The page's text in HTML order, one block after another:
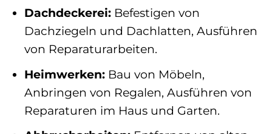
Dachdeckerei:Befestigen von
Dachziegeln und Dachlatten, Ausführen
von Reparaturarbeiten.
Heimwerken:Bau von Möbeln,
Anbringen von Regalen, Ausführen von
Reparaturen im Haus und Garten.